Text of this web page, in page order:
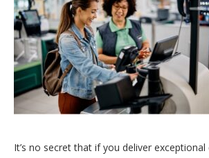
It’s no secret that if you deliver